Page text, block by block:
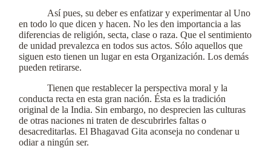
Así pues, su deber es enfatizar y experimentar al Uno
en todo lo que dicen y hacen. No les den importancia a las
diferencias de religión, secta, clase o raza. Que el sentimiento
de unidad prevalezca en todos sus actos. Sólo aquellos que
siguen esto tienen un lugar en esta Organización. Los demás
pueden retirarse.
Tienen que restablecer la perspectiva moral y la
conducta recta en esta gran nación. Ésta es la tradición
original de la India. Sin embargo, no desprecien las culturas
de otras naciones ni traten de descubrirles faltas o
desacreditarlas. El Bhagavad Gita aconseja no condenar u
odiar a ningún ser.